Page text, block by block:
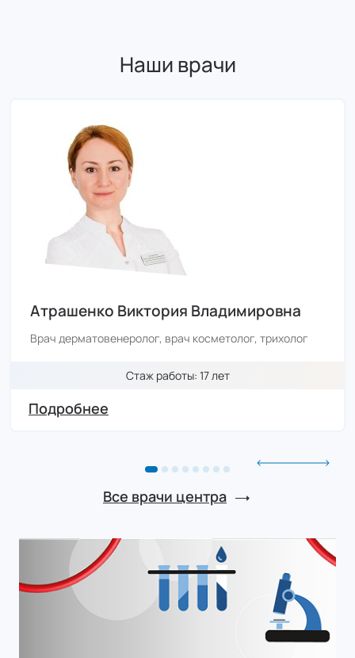
Наши врачи
Атрашенко Виктория Владимировна
Врач дерматовенеролог, врач косметолог, трихолог
Стаж работы: 17 лет
Подробнее
Все врачи центра